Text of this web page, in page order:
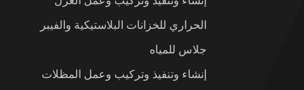
الحراري للخزانات البلاستيكية والفيبر
جلاس للمياه
إنشاء وتنفيذ وتركيب وعمل المظلات